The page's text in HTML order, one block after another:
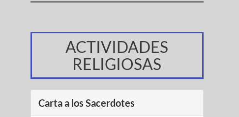
ACTIVIDADES
RELIGIOSAS
Carta a los Sacerdotes